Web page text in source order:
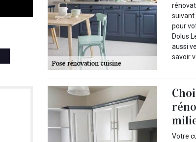
suivant
pour
Dolus
aussi
savoir
Votre